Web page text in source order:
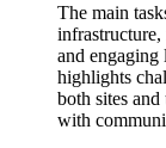
The main
and engaging
highlights
both sites
with